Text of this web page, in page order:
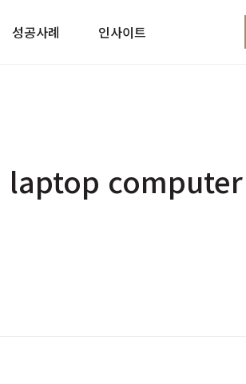
성공사례 인사이트